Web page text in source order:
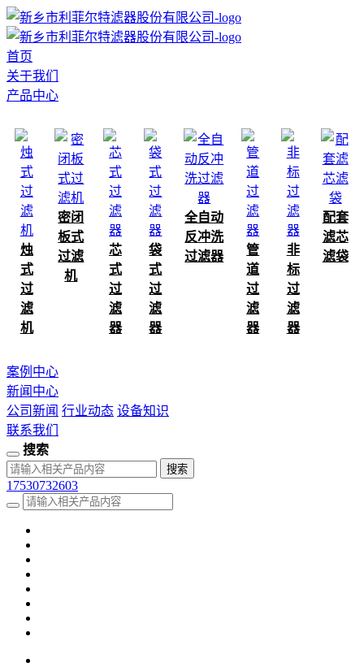
首页
关于我们
产品中心
烛
式
过
滤
机
密闭
板式
过滤
机
芯
式
过
滤
器
袋
式
过
滤
器
全自动
反冲洗
过滤器
管
道
过
滤
器
非
标
过
滤
器
配套
滤芯
滤袋
案例中心
新闻中心
公司新闻 行业动态 设备知识
联系我们
搜索
17530732603